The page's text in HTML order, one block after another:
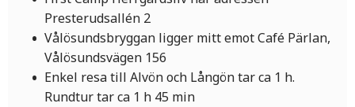
Presterudsallén 2
Vålösundsbryggan ligger mitt emot Café Pärlan,
Vålösundsvägen 156
Enkel resa till Alvön och Långön tar ca 1 h.
Rundtur tar ca 1 h 45 min